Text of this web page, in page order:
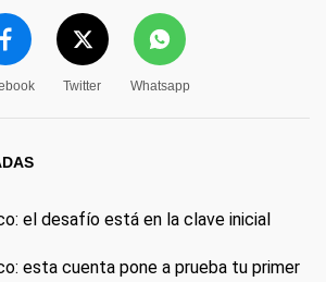
Twitter Whatsapp
el desafío está en la clave inicial
esta cuenta pone a prueba tu primer